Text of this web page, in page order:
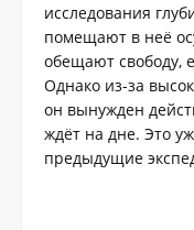
исследования
помещают в неё
обещают свободу,
Однако из-за
он вынужден
ждёт на дне. Это
предыдущие